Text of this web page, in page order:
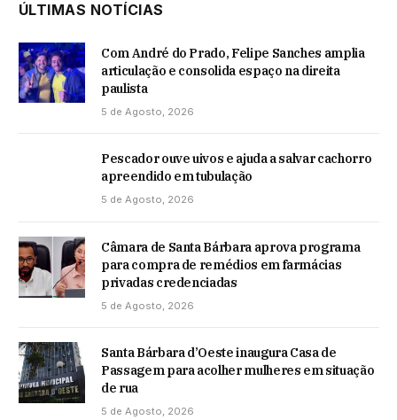
ÚLTIMAS NOTÍCIAS
Com André do Prado, Felipe Sanches amplia
articulação e consolida espaço na direita
paulista
5 de Agosto, 2026
Pescador ouve uivos e ajuda a salvar cachorro
apreendido em tubulação
5 de Agosto, 2026
Câmara de Santa Bárbara aprova programa
para compra de remédios em farmácias
privadas credenciadas
5 de Agosto, 2026
Santa Bárbara d’Oeste inaugura Casa de
Passagem para acolher mulheres em situação
de rua
5 de Agosto, 2026